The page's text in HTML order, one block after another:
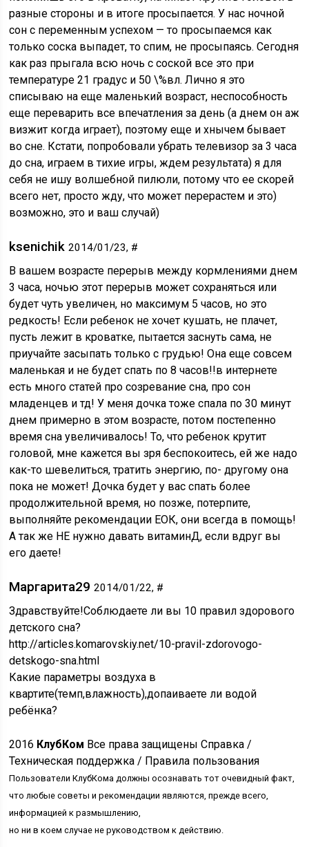
разные стороны и в итоге просыпается. У нас ночной
сон с переменным успехом — то просыпаемся как
только соска выпадет, то спим, не просыпаясь. Сегодня
как раз прыгала всю ночь с соской все это при
температуре 21 градус и 50 \%вл. Лично я это
списываю на еще маленький возраст, неспособность
еще переварить все впечатления за день (а днем он аж
визжит когда играет), поэтому еще и хнычем бывает
во сне. Кстати, попробовали убрать телевизор за 3 часа
до сна, играем в тихие игры, ждем результата) я для
себя не ишу волшебной пилюли, потому что ее скорей
всего нет, просто жду, что может перерастем и это)
возможно, это и ваш случай)
ksenichik2014/01/23, #
В вашем возрасте перерыв между кормлениями днем
3 часа, ночью этот перерыв может сохраняться или
будет чуть увеличен, но максимум 5 часов, но это
редкость! Если ребенок не хочет кушать, не плачет,
пусть лежит в кроватке, пытается заснуть сама, не
приучайте засыпать только с грудью! Она еще совсем
маленькая и не будет спать по 8 часов!!в интернете
есть много статей про созревание сна, про сон
младенцев и тд! У меня дочка тоже спала по 30 минут
днем примерно в этом возрасте, потом постепенно
время сна увеличивалось! То, что ребенок крутит
головой, мне кажется вы зря беспокоитесь, ей же надо
как-то шевелиться, тратить энергию, по- другому она
пока не может! Дочка будет у вас спать более
продолжительной время, но позже, потерпите,
выполняйте рекомендации ЕОК, они всегда в помощь!
А так же НЕ нужно давать витаминД, если вдруг вы
его даете!
Маргарита292014/01/22, #
Здравствуйте!Соблюдаете ли вы 10 правил здорового
детского сна?
http://articles.komarovskiy.net/10-pravil-zdorovogo-
detskogo-sna.html
Какие параметры воздуха в
квартите(темп,влажность),допаиваете ли водой
ребёнка?
2016 КлубКом Все права защищены Справка /
Техническая поддержка / Правила пользования
Пользователи КлубКома должны осознавать тот очевидный факт,
что любые советы и рекомендации являются, прежде всего,
информацией к размышлению,
но ни в коем случае не руководством к действию.